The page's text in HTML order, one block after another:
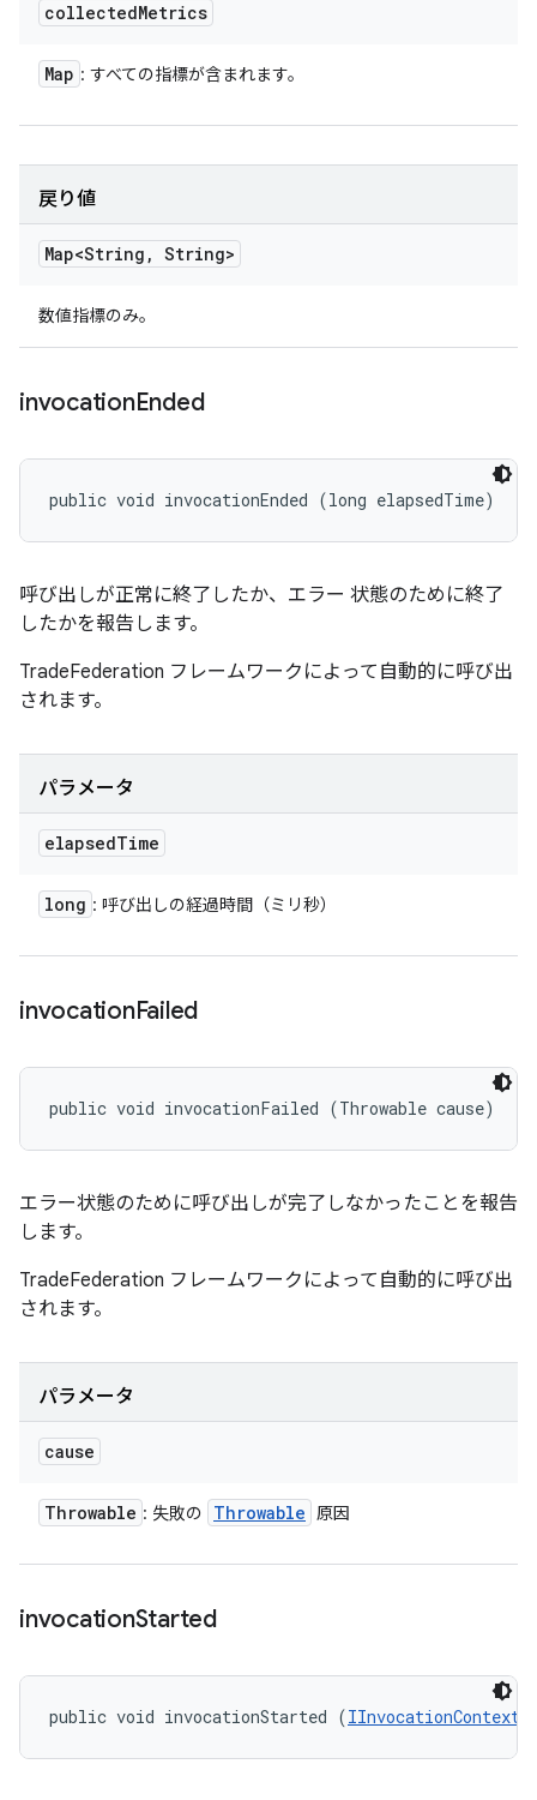
collectedMetrics
Map : すべての指標が含まれます。
戻り値
Map<String , String>
数値指標のみ。
invocationEnded
public void invocationEnded (long elapsedTime)
呼び出しが正常に終了したか、エラー 状態のために終了
したかを報告します。
TradeFederation フレームワークによって自動的に呼び出
されます。
パラメータ
elapsedTime
long : 呼び出しの経過時間（ミリ秒）
invocationFailed
public void invocationFailed (Throwable cause)
エラー状態のために呼び出しが完了しなかったことを報告
します。
TradeFederation フレームワークによって自動的に呼び出
されます。
パラメータ
cause
Throwable : 失敗の Throwable 原因
invocationStarted
public void invocationStarted (IInvocationContext